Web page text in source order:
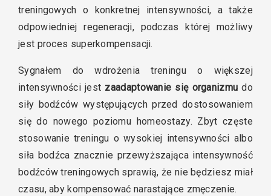
treningowych o konkretnej intensywności, a także
odpowiedniej regeneracji, podczas której możliwy
jest proces superkompensacji.
Sygnałem do wdrożenia treningu o większej
intensywności jest zaadaptowanie się organizmu do
siły bodźców występujących przed dostosowaniem
się do nowego poziomu homeostazy. Zbyt częste
stosowanie treningu o wysokiej intensywności albo
siła bodźca znacznie przewyższająca intensywność
bodźców treningowych sprawią, że nie będziesz miał
czasu, aby kompensować narastające zmęczenie.